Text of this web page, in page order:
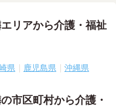
リアから介護・福祉
県 鹿児島県 沖縄県
市区町村から介護・